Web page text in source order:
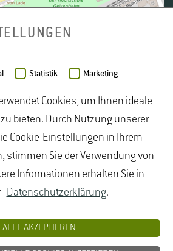
- Veröffentlicht unterODbL
| Gartenbau Studium|
|Lebensmittelsicherheit
Studium|Oenologie
Logistik|Studiengänge
Natur| Studiengänge
Studium Landschaftsarchitektur
|Studium
Statistik Marketing
Cookies, um Ihnen ideale
bieten. Durch Nutzung unserer
Cookie-Einstellungen in Ihrem
stimmen Sie der Verwendung von
Informationen erhalten Sie in
Datenschutzerklärung.
ALLE AKZEPTIEREN